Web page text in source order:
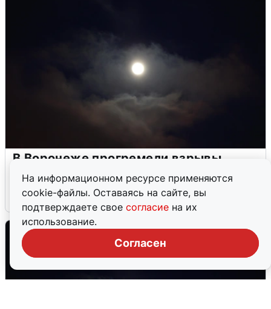
На информационном ресурсе применяются
cookie-файлы. Оставаясь на сайте, вы
подтверждаете свое согласие на их
использование.
Согласен
В Воронеже прогремели взрывы
после сигнала тревоги
5 августа 0